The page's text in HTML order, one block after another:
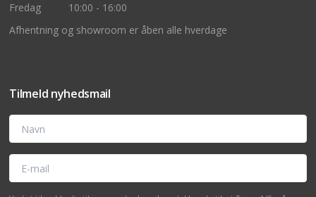
Fredag
10:00 - 16:00
Afhentning og showroom er åben alle hverdage
Tilmeld nyhedsmail
Navn
E-mail